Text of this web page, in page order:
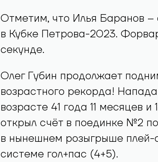
Отметим, что Илья Баранов
в Кубке Петрова-2023.
секунде.
Олег Губин продолжает
возрастного рекорда!
возрасте 41 года 11 месяцев
открыл счёт в поединке №2
в нынешнем розыгрыше плей-
системе гол+пас (4+5).